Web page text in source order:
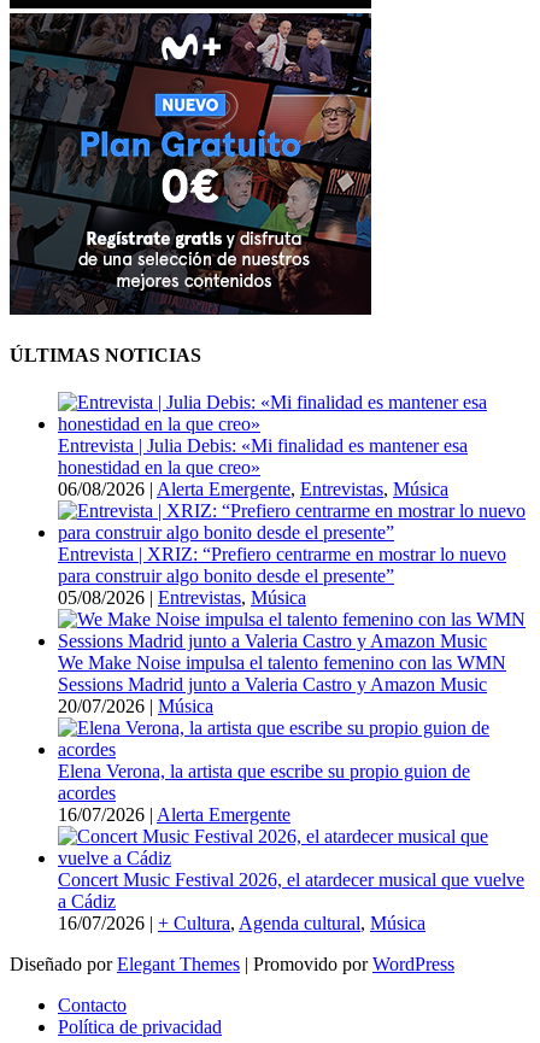
ÚLTIMAS NOTICIAS
Entrevista | Julia Debis: «Mi finalidad es mantener esa
honestidad en la que creo»
06/08/2026 | Alerta Emergente, Entrevistas, Música
Entrevista | XRIZ: “Prefiero centrarme en mostrar lo nuevo
para construir algo bonito desde el presente”
05/08/2026 | Entrevistas, Música
We Make Noise impulsa el talento femenino con las WMN
Sessions Madrid junto a Valeria Castro y Amazon Music
20/07/2026 | Música
Elena Verona, la artista que escribe su propio guion de
acordes
16/07/2026 | Alerta Emergente
Concert Music Festival 2026, el atardecer musical que vuelve
a Cádiz
16/07/2026 | + Cultura, Agenda cultural, Música
Diseñado porElegant Themes | Promovido porWordPress
Contacto
Política de privacidad